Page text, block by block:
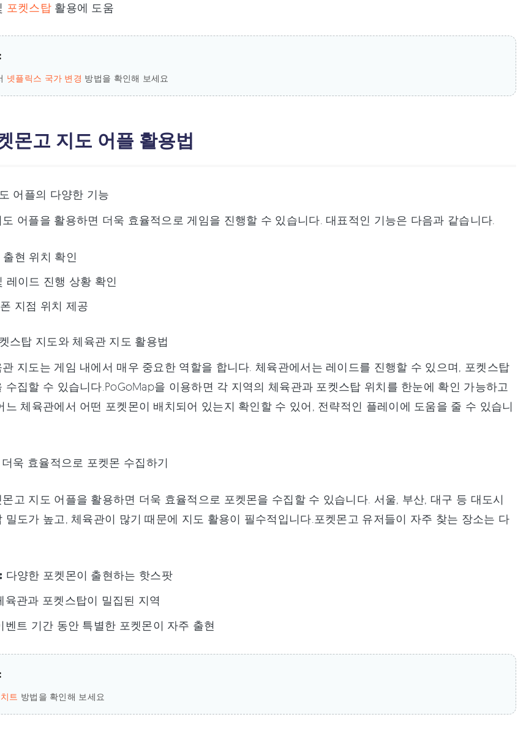
포켓스탑활용에 도움
넷플릭스 국가 변경 방법을 확인해 보세요
몬고 지도 어플 활용법
어플의 다양한 기능
어플을 활용하면 더욱 효율적으로 게임을 진행할 수 있습니다. 대표적인 기능은 다음과 같습니다.
현 위치 확인
레이드 진행 상황 확인
지점 위치 제공
스탑 지도와 체육관 지도 활용법
지도는 게임 내에서 매우 중요한 역할을 합니다. 체육관에서는 레이드를 진행할 수 있으며, 포켓스탑
수집할 수 있습니다.PoGoMap을 이용하면 각 지역의 체육관과 포켓스탑 위치를 한눈에 확인 가능하고
느 체육관에서 어떤 포켓몬이 배치되어 있는지 확인할 수 있어, 전략적인 플레이에 도움을 줄 수 있습니
욱 효율적으로 포켓몬 수집하기
고 지도 어플을 활용하면 더욱 효율적으로 포켓몬을 수집할 수 있습니다. 서울, 부산, 대구 등 대도시
밀도가 높고, 체육관이 많기 때문에 지도 활용이 필수적입니다.포켓몬고 유저들이 자주 찾는 장소는 다
다양한 포켓몬이 출현하는 핫스팟
육관과 포켓스탑이 밀집된 지역
벤트 기간 동안 특별한 포켓몬이 자주 출현
트 방법을 확인해 보세요